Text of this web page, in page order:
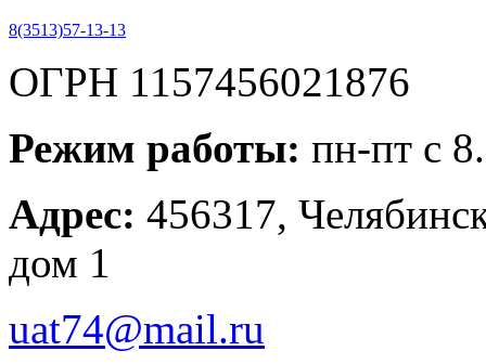
8(3513)57-13-13
ОГРН 1157456021876
Режим работы: пн-пт с
Адрес: 456317,
дом 1
uat74@mail.ru